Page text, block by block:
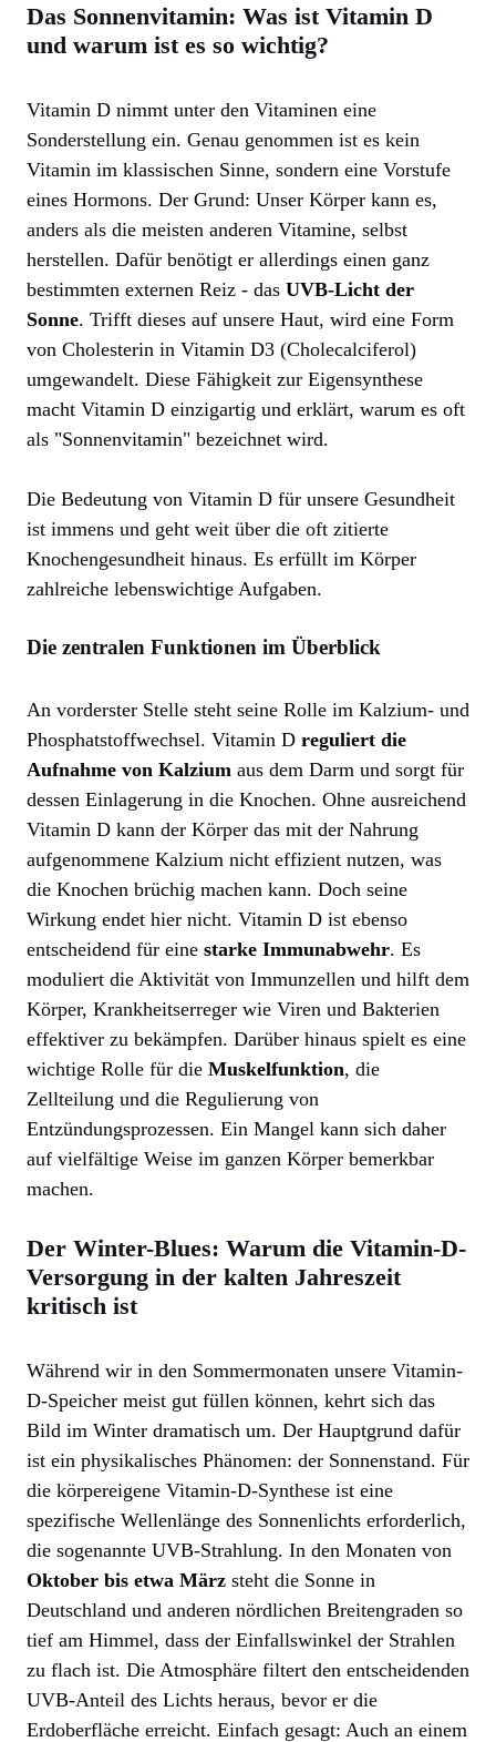
Das Sonnenvitamin: Was ist Vitamin D
und warum ist es so wichtig?
Vitamin D nimmt unter den Vitaminen eine
Sonderstellung ein. Genau genommen ist es kein
Vitamin im klassischen Sinne, sondern eine Vorstufe
eines Hormons. Der Grund: Unser Körper kann es,
anders als die meisten anderen Vitamine, selbst
herstellen. Dafür benötigt er allerdings einen ganz
bestimmten externen Reiz - das UVB-Licht der
Sonne. Trifft dieses auf unsere Haut, wird eine Form
von Cholesterin in Vitamin D3 (Cholecalciferol)
umgewandelt. Diese Fähigkeit zur Eigensynthese
macht Vitamin D einzigartig und erklärt, warum es oft
als "Sonnenvitamin" bezeichnet wird.
Die Bedeutung von Vitamin D für unsere Gesundheit
ist immens und geht weit über die oft zitierte
Knochengesundheit hinaus. Es erfüllt im Körper
zahlreiche lebenswichtige Aufgaben.
Die zentralen Funktionen im Überblick
An vorderster Stelle steht seine Rolle im Kalzium- und
Phosphatstoffwechsel. Vitamin D reguliert die
Aufnahme von Kalzium aus dem Darm und sorgt für
dessen Einlagerung in die Knochen. Ohne ausreichend
Vitamin D kann der Körper das mit der Nahrung
aufgenommene Kalzium nicht effizient nutzen, was
die Knochen brüchig machen kann. Doch seine
Wirkung endet hier nicht. Vitamin D ist ebenso
entscheidend für eine starke Immunabwehr. Es
moduliert die Aktivität von Immunzellen und hilft dem
Körper, Krankheitserreger wie Viren und Bakterien
effektiver zu bekämpfen. Darüber hinaus spielt es eine
wichtige Rolle für die Muskelfunktion, die
Zellteilung und die Regulierung von
Entzündungsprozessen. Ein Mangel kann sich daher
auf vielfältige Weise im ganzen Körper bemerkbar
machen.
Der Winter-Blues: Warum die Vitamin-D-
Versorgung in der kalten Jahreszeit
kritisch ist
Während wir in den Sommermonaten unsere Vitamin-
D-Speicher meist gut füllen können, kehrt sich das
Bild im Winter dramatisch um. Der Hauptgrund dafür
ist ein physikalisches Phänomen: der Sonnenstand. Für
die körpereigene Vitamin-D-Synthese ist eine
spezifische Wellenlänge des Sonnenlichts erforderlich,
die sogenannte UVB-Strahlung. In den Monaten von
Oktober bis etwa März steht die Sonne in
Deutschland und anderen nördlichen Breitengraden so
tief am Himmel, dass der Einfallswinkel der Strahlen
zu flach ist. Die Atmosphäre filtert den entscheidenden
UVB-Anteil des Lichts heraus, bevor er die
Erdoberfläche erreicht. Einfach gesagt: Auch an einem